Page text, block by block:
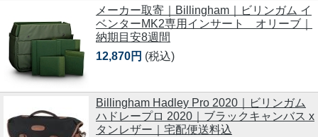
メーカー取寄｜Billingham｜ビリンガム イ
ベンターMK2専用インサート オリーブ｜
納期目安8週間
12,870円 (税込)
Billingham Hadley Pro 2020｜ビリンガム
ハドレープロ 2020｜ブラックキャンバス x
タンレザー｜宅配便送料込